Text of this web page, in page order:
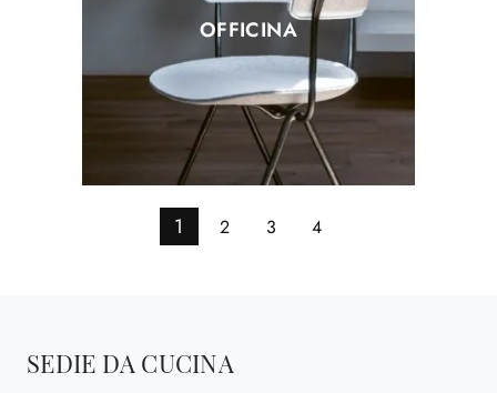
OFFICINA
1 2 3 4
SEDIE DA CUCINA